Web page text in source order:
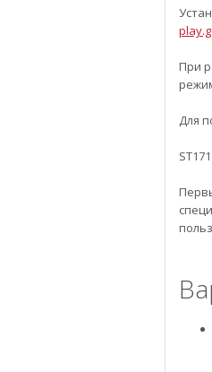
При
Для